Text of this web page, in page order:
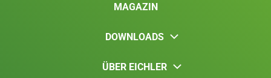
MAGAZIN
DOWNLOADS
ÜBER EICHLER